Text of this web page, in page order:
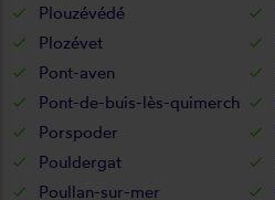
Plouzévédé
Plozévet
Pont-aven
Pont-de-buis-lès-quimerch
Porspoder
Pouldergat
Poullan-sur-mer